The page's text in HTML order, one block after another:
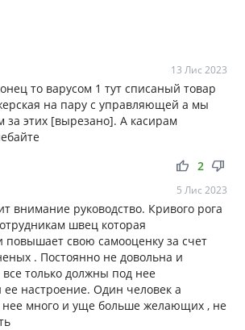
13 Лис 2023
то варусом 1 тут списаный товар
на пару с управляющей а мы
за этих [вырезано]. А касирам
thumb_up thumb_down
2
5 Лис 2023
внимание руководство. Кривого рога
швец которая
повышает свою самооценку за счет
. Постоянно не довольна и
только должны под нее
ее настроение. Один человек а
нее много и уще больше желающих , не